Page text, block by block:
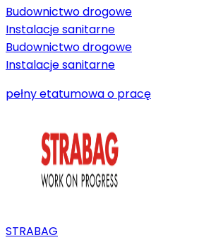
Budownictwo drogowe
Instalacje sanitarne
Budownictwo drogowe
Instalacje sanitarne
pełny etatumowa o pracę
STRABAG